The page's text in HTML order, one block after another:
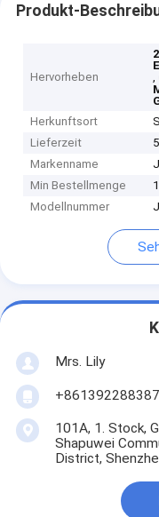
Produkt-
Hervorheben
,
Herkunftsort
Lieferzeit
Markenname
Min Bestellmenge
Modellnummer
Mrs. Lily
101A, 1. Stock,
Shapuwei
District,